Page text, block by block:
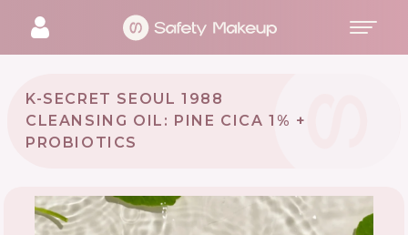
K-SECRET SEOUL 1988
CLEANSING OIL: PINE CICA 1% +
PROBIOTICS